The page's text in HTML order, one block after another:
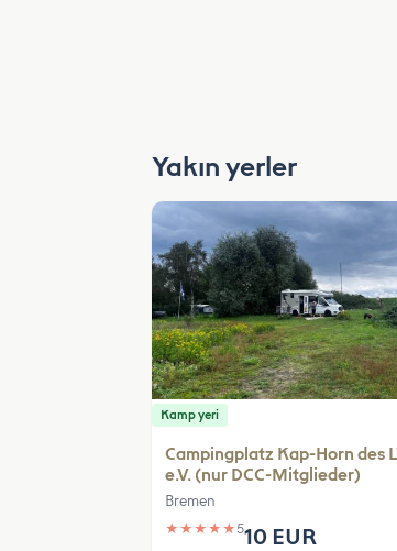
Yakın yerler
Kamp yeri
Campingplatz Kap-Horn des
e.V. (nur DCC-Mitglieder)
Bremen
★ ★ ★ ★ ★510 EUR